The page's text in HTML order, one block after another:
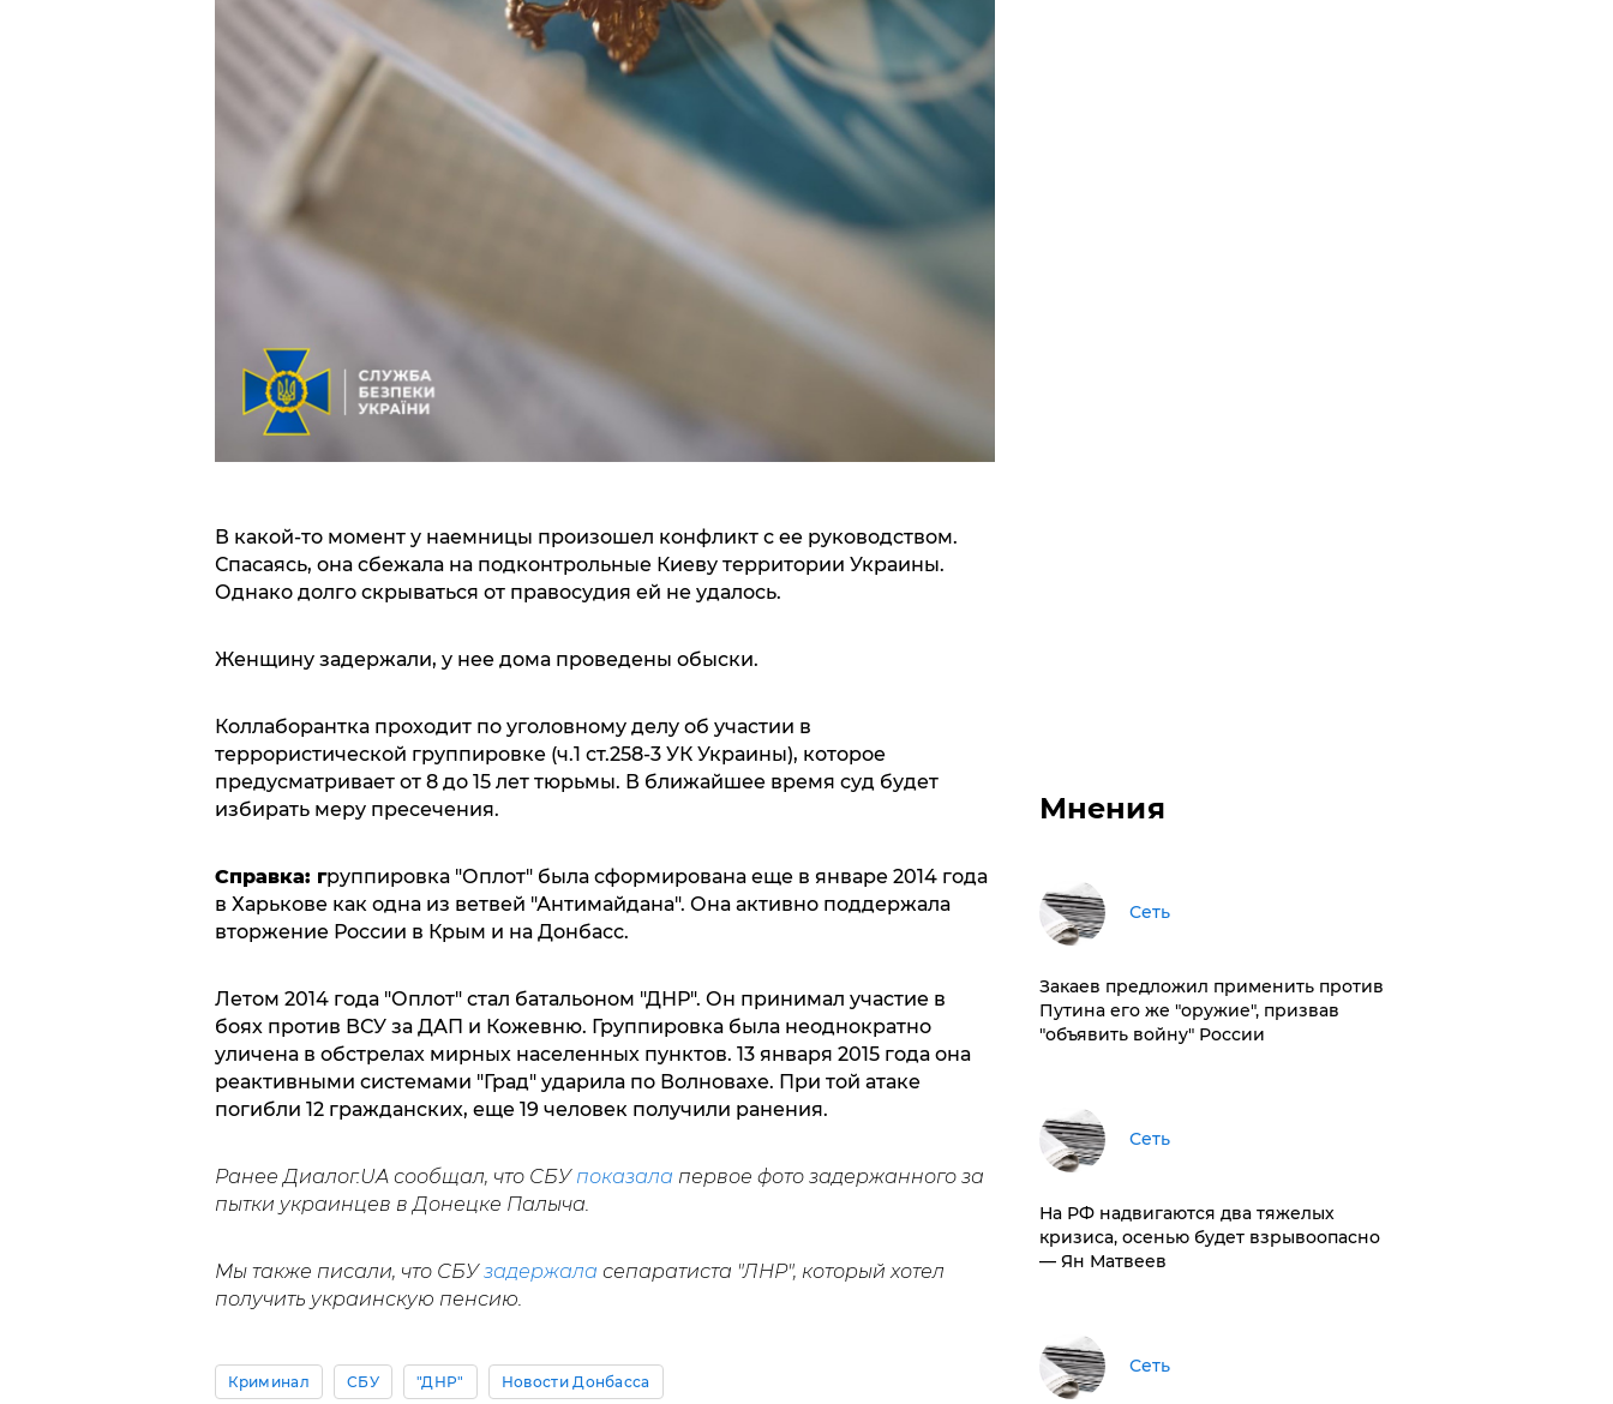
В какой-то момент у наемницы произошел конфликт с ее руководством.
Спасаясь, она сбежала на подконтрольные Киеву территории Украины.
Однако долго скрываться от правосудия ей не удалось.
Женщину задержали, у нее дома проведены обыски.
Коллаборантка проходит по уголовному делу об участии в
террористической группировке (ч.1 ст.258-3 УК Украины), которое
предусматривает от 8 до 15 лет тюрьмы. В ближайшее время суд будет
избирать меру пресечения.
Справка: группировка "Оплот" была сформирована еще в январе 2014 года
в Харькове как одна из ветвей "Антимайдана". Она активно поддержала
вторжение России в Крым и на Донбасс.
Летом 2014 года "Оплот" стал батальоном "ДНР". Он принимал участие в
боях против ВСУ за ДАП и Кожевню. Группировка была неоднократно
уличена в обстрелах мирных населенных пунктов. 13 января 2015 года она
реактивными системами "Град" ударила по Волновахе. При той атаке
погибли 12 гражданских, еще 19 человек получили ранения.
Ранее Диалог.UA сообщал, что СБУ показала первое фото задержанного за
пытки украинцев в Донецке Палыча.
Мы также писали, что СБУзадержала сепаратиста "ЛНР", который хотел
получить украинскую пенсию.
Криминал СБУ "ДНР" Новости Донбасса
Мнения
Сеть
Закаев предложил применить против
Путина его же "оружие", призвав
"объявить войну" России
Сеть
На РФ надвигаются два тяжелых
кризиса, осенью будет взрывоопасно
— Ян Матвеев
Сеть